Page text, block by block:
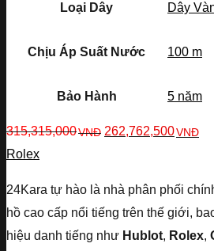
Loại Dây Dây
Chịu Áp Suất Nước 100 m
Bảo Hành 5 năm
315,315,000VNĐ 262,762,500VNĐ
Rolex
24Kara tự hào là nhà phân phối
hồ cao cấp nổi tiếng trên thế giới,
hiệu danh tiếng như Hublot, Rolex,